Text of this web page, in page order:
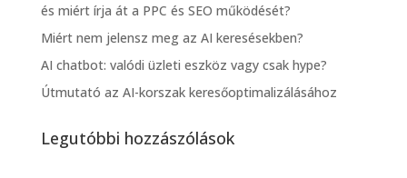
és miért írja át a PPC és SEO működését?
Miért nem jelensz meg az AI keresésekben?
AI chatbot: valódi üzleti eszköz vagy csak hype?
Útmutató az AI-korszak keresőoptimalizálásához
Legutóbbi hozzászólások